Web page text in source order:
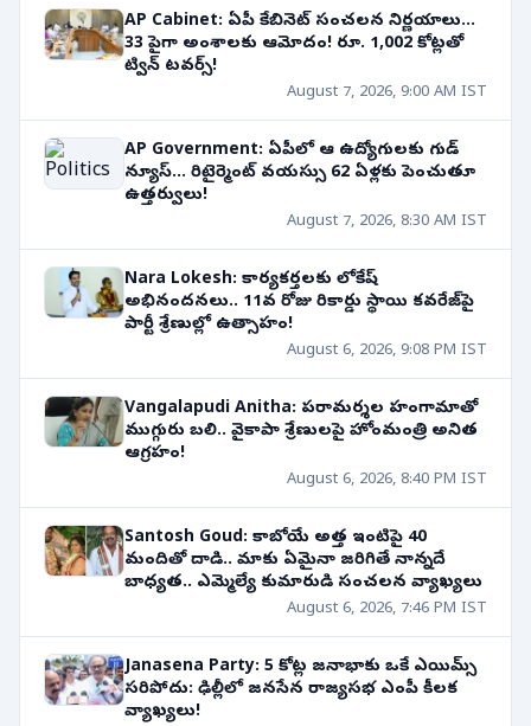
AP Cabinet: ఏపీ కేబినెట్ సంచలన నిర్ణయాలు...
33 పైగా అంశాలకు ఆమోదం! రూ. 1,002 కోట్లతో
ట్విన్ టవర్స్!
August 7, 2026, 9:00 AM IST
AP Government: ఏపీలో ఆ ఉద్యోగులకు గుడ్
న్యూస్... రిటైర్మెంట్ వయస్సు 62 ఏళ్లకు పెంచుతూ
ఉత్తర్వులు!
August 7, 2026, 8:30 AM IST
Nara Lokesh: కార్యకర్తలకు లోకేష్
అభినందనలు.. 11వ రోజు రికార్డు స్థాయి కవరేజ్‌పై
పార్టీ శ్రేణుల్లో ఉత్సాహం!
August 6, 2026, 9:08 PM IST
Vangalapudi Anitha: పరామర్శల హంగామాతో
ముగ్గురు బలి.. వైకాపా శ్రేణులపై హోంమంత్రి అనిత
ఆగ్రహం!
August 6, 2026, 8:40 PM IST
Santosh Goud: కాబోయే అత్త ఇంటిపై 40
మందితో దాడి.. మాకు ఏమైనా జరిగితే నాన్నదే
బాధ్యత.. ఎమ్మెల్యే కుమారుడి సంచలన వ్యాఖ్యలు
August 6, 2026, 7:46 PM IST
Janasena Party: 5 కోట్ల జనాభాకు ఒకే ఎయిమ్స్
సరిపోదు: ఢిల్లీలో జనసేన రాజ్యసభ ఎంపీ కీలక
వ్యాఖ్యలు!